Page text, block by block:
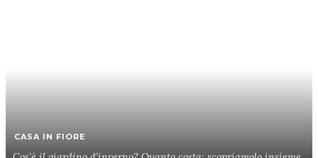
CASA IN FIORE